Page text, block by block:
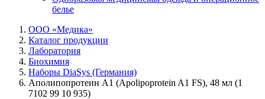
белье
ООО «Медика»
Каталог продукции
Лаборатория
Биохимия
Наборы DiaSys (Германия)
Аполипопротеин А1 (Apolipoprotein A1 FS), 48 мл (1
7102 99 10 935)